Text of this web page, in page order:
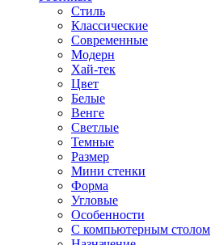
Стиль
Классические
Современные
Модерн
Хай-тек
Цвет
Белые
Венге
Светлые
Темные
Размер
Мини стенки
Форма
Угловые
Особенности
С компьютерным столом